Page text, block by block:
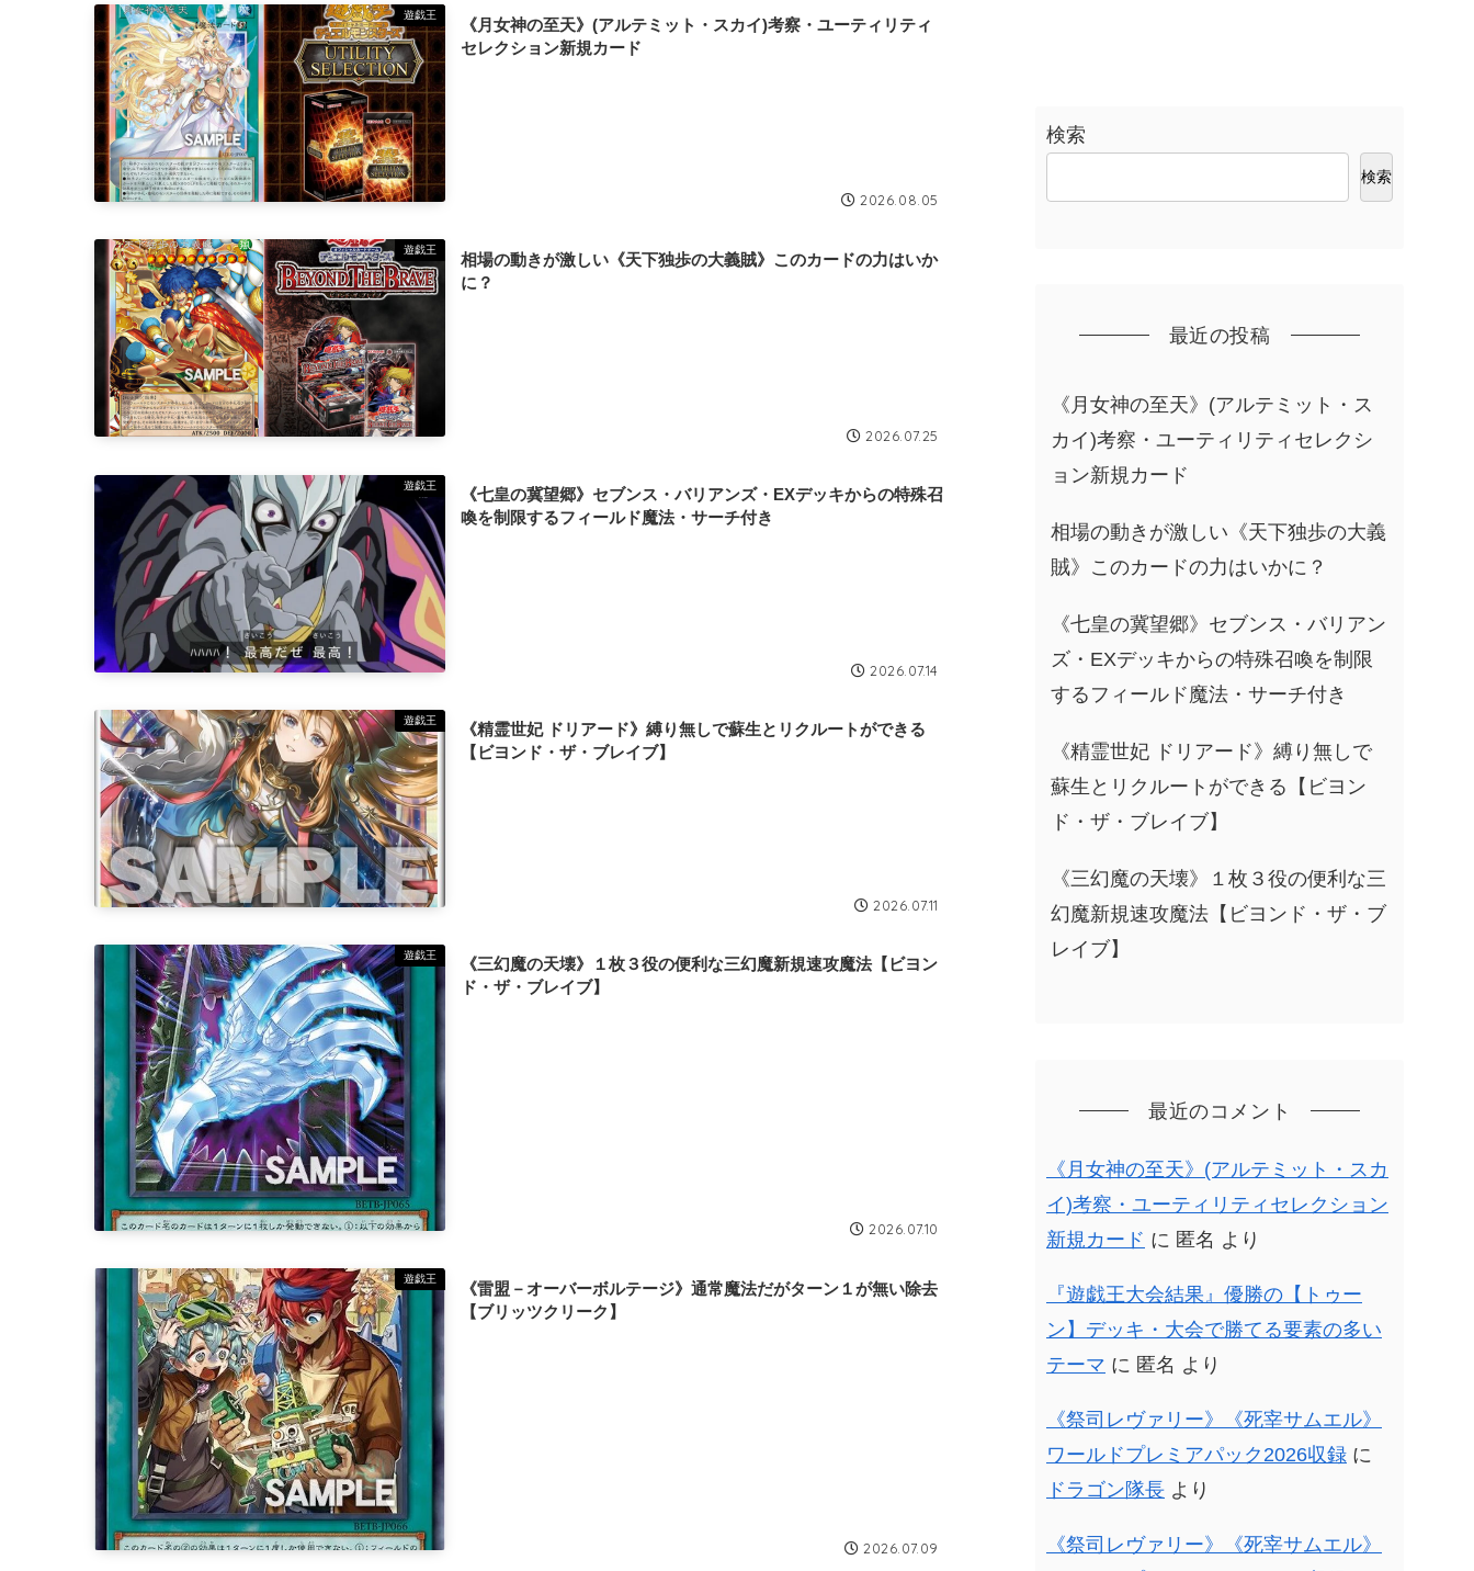
遊戯王
《月女神の至天》(アルテミット・スカイ)考察・ユーティリティ
セレクション新規カード
2026.08.05
遊戯王
相場の動きが激しい《天下独歩の大義賊》このカードの力はいか
に？
2026.07.25
遊戯王
《七皇の冀望郷》セブンス・バリアンズ・EXデッキからの特殊召
喚を制限するフィールド魔法・サーチ付き
2026.07.14
遊戯王
《精霊世妃 ドリアード》縛り無しで蘇生とリクルートができる
【ビヨンド・ザ・ブレイブ】
2026.07.11
遊戯王
《三幻魔の天壊》１枚３役の便利な三幻魔新規速攻魔法【ビヨン
ド・ザ・ブレイブ】
2026.07.10
遊戯王
《雷盟－オーバーボルテージ》通常魔法だがターン１が無い除去
【ブリッツクリーク】
2026.07.09
検索
検索
最近の投稿
《月女神の至天》(アルテミット・ス
カイ)考察・ユーティリティセレクシ
ョン新規カード
相場の動きが激しい《天下独歩の大義
賊》このカードの力はいかに？
《七皇の冀望郷》セブンス・バリアン
ズ・EXデッキからの特殊召喚を制限
するフィールド魔法・サーチ付き
《精霊世妃 ドリアード》縛り無しで
蘇生とリクルートができる【ビヨン
ド・ザ・ブレイブ】
《三幻魔の天壊》１枚３役の便利な三
幻魔新規速攻魔法【ビヨンド・ザ・ブ
レイブ】
最近のコメント
《月女神の至天》(アルテミット・スカ
イ)考察・ユーティリティセレクション
新規カード に 匿名 より
『遊戯王大会結果』優勝の【トゥー
ン】デッキ・大会で勝てる要素の多い
テーマ に 匿名 より
《祭司レヴァリー》《死宰サムエル》
ワールドプレミアパック2026収録 に
ドラゴン隊長 より
《祭司レヴァリー》《死宰サムエル》